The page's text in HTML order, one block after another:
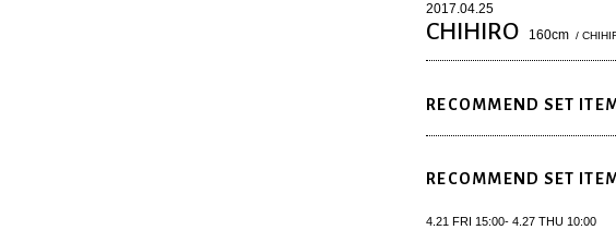
2017.04.25
CHIHIRO 160cm /
RECOMMEND SET
RECOMMEND SET
4.21 FRI 15:00- 4.27 THU 10:00